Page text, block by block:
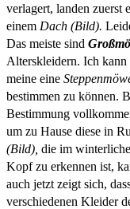
verlagert, landen zuerst
einem Dach (Bild).
Das meiste sind
Alterskleidern. Ich kann
meine eine
bestimmen zu können.
Bestimmung
um zu Hause diese in
(Bild), die im
Kopf zu erkennen ist,
auch jetzt zeigt sich,
verschiedenen Kleider